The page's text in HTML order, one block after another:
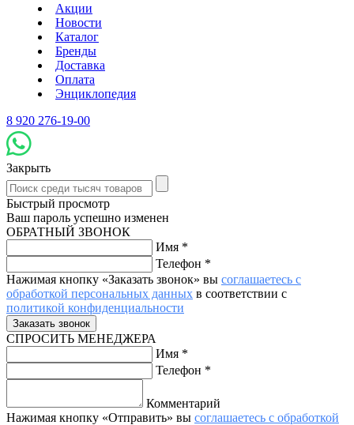
Акции
Новости
Каталог
Бренды
Доставка
Оплата
Энциклопедия
8 920 276-19-00
Закрыть
Быстрый просмотр
Ваш пароль успешно изменен
ОБРАТНЫЙ ЗВОНОК
Имя *
Телефон *
Нажимая кнопку «Заказать звонок» вы соглашаетесь с
обработкой персональных данных в соответствии с
политикой конфиденциальности
СПРОСИТЬ МЕНЕДЖЕРА
Имя *
Телефон *
Комментарий
Нажимая кнопку «Отправить» вы соглашаетесь с обработкой